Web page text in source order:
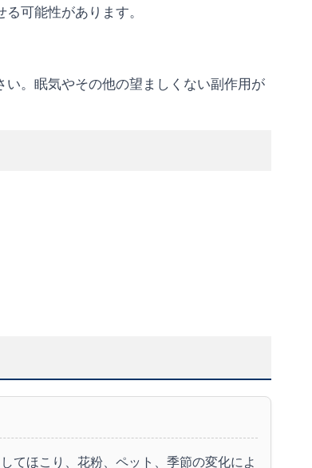
可能性があります。
。眠気やその他の望ましくない副作用が
てほこり、花粉、ペット、季節の変化によ